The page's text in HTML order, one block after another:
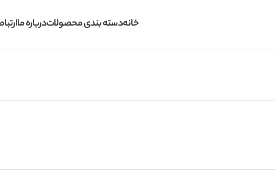
خانهدسته بندی محصولاتدرباره ما